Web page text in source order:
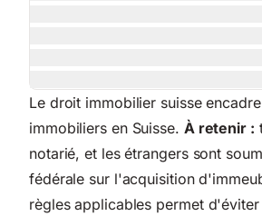
Le droit immobilier suisse
immobiliers en Suisse. À retenir :
notarié, et les étrangers sont
fédérale sur l'acquisition
règles applicables permet